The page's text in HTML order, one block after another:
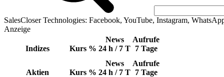
SalesCloser Technologies: Facebook, YouTube, Instagram,
Anzeige
Indizes Kurs %
News
24 h / 7 T
Aufrufe
7 Tage
Aktien Kurs %
News
24 h / 7 T
Aufrufe
7 Tage